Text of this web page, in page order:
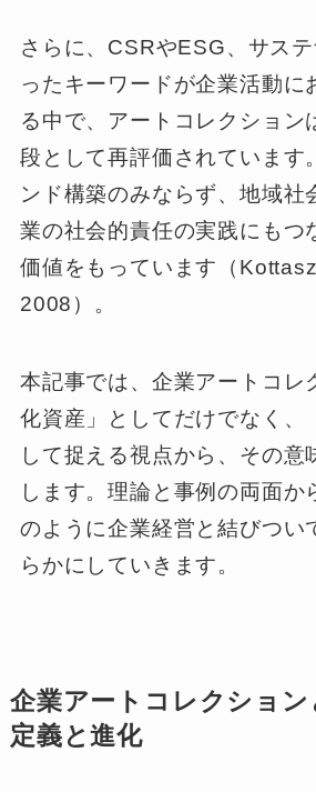
さらに、CSRやESG、サス
ったキーワードが企業活動に
る中で、アートコレクション
段として再評価されています
ンド構築のみならず、地域社
業の社会的責任の実践にもつ
価値をもっています（
2008）。
本記事では、企業アートコレ
化資産」としてだけでなく、
して捉える視点から、その意
します。理論と事例の両面か
のように企業経営と結びつい
らかにしていきます。
企業アートコレクショ
定義と進化